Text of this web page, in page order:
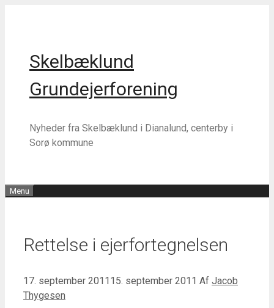
Skelbæklund
Grundejerforening
Nyheder fra Skelbæklund i Dianalund, centerby i
Sorø kommune
Menu
Rettelse i ejerfortegnelsen
17. september 201115. september 2011 Af Jacob
Thygesen